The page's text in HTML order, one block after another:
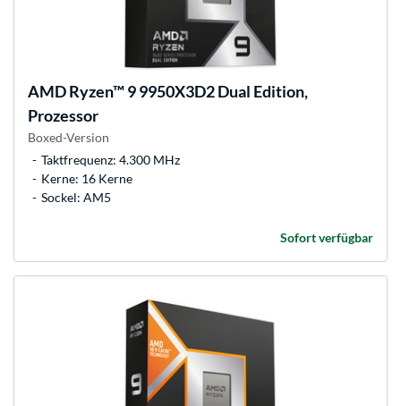
AMDRyzen™ 9 9950X3D2 Dual Edition,
Prozessor
Boxed-Version
Taktfrequenz: 4.300 MHz
Kerne: 16 Kerne
Sockel: AM5
Sofort verfügbar